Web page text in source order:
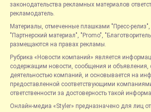
законодательства рекламных материалов
рекламодатель.
Материалы, отмеченные плашками "Пресс-релиз",
"Партнерский материал", "Promo",
размещаются на правах рекламы.
Рубрика «Новости компаний» является
содержащим новости, сообщения и объявления,
деятельностью компаний, и основывается на
предоставленной соответствующими
ответственности за достоверность такой
Онлайн-медиа «Styler» предназначено для лиц